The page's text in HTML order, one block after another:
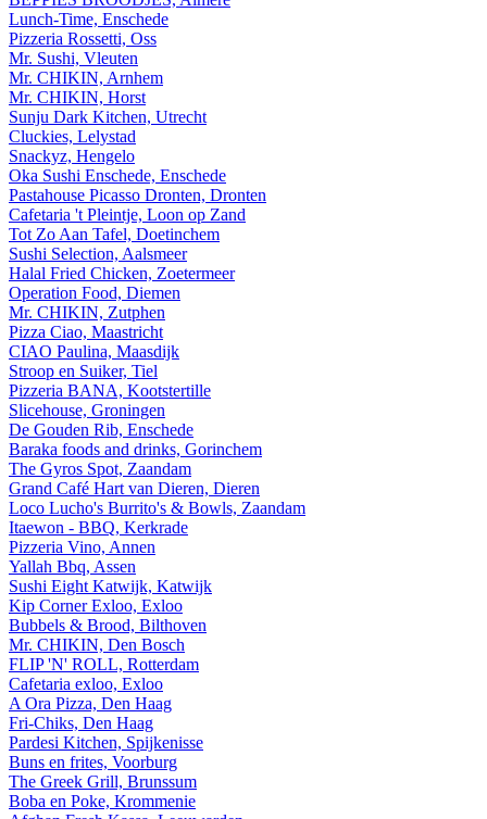
Lunch-Time, Enschede
Pizzeria Rossetti, Oss
Mr. Sushi, Vleuten
Mr. CHIKIN, Arnhem
Mr. CHIKIN, Horst
Sunju Dark Kitchen, Utrecht
Cluckies, Lelystad
Snackyz, Hengelo
Oka Sushi Enschede, Enschede
Pastahouse Picasso Dronten, Dronten
Cafetaria 't Pleintje, Loon op Zand
Tot Zo Aan Tafel, Doetinchem
Sushi Selection, Aalsmeer
Halal Fried Chicken, Zoetermeer
Operation Food, Diemen
Mr. CHIKIN, Zutphen
Pizza Ciao, Maastricht
CIAO Paulina, Maasdijk
Stroop en Suiker, Tiel
Pizzeria BANA, Kootstertille
Slicehouse, Groningen
De Gouden Rib, Enschede
Baraka foods and drinks, Gorinchem
The Gyros Spot, Zaandam
Grand Café Hart van Dieren, Dieren
Loco Lucho's Burrito's & Bowls, Zaandam
Itaewon - BBQ, Kerkrade
Pizzeria Vino, Annen
Yallah Bbq, Assen
Sushi Eight Katwijk, Katwijk
Kip Corner Exloo, Exloo
Bubbels & Brood, Bilthoven
Mr. CHIKIN, Den Bosch
FLIP 'N' ROLL, Rotterdam
Cafetaria exloo, Exloo
A Ora Pizza, Den Haag
Fri-Chiks, Den Haag
Pardesi Kitchen, Spijkenisse
Buns en frites, Voorburg
The Greek Grill, Brunssum
Boba en Poke, Krommenie